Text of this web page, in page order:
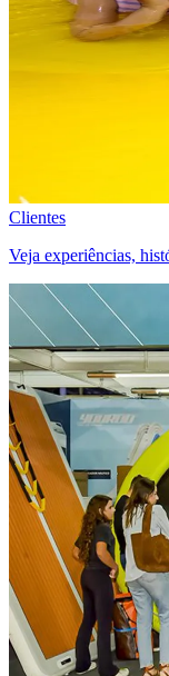
Clientes
Veja experiências,